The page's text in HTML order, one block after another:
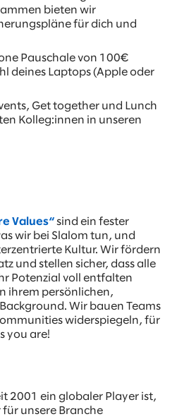
bieten wir
für dich und
Pauschale von 100€
deines Laptops (Apple oder
Get together und Lunch
Kolleg:innen in unseren
Values“ sind ein fester
wir bei Slalom tun, und
Kultur. Wir fördern
und stellen sicher, dass alle
Potenzial voll entfalten
ihrem persönlichen,
Wir bauen Teams
widerspiegeln, für
you are!
2001 ein globaler Player ist,
unsere Branche